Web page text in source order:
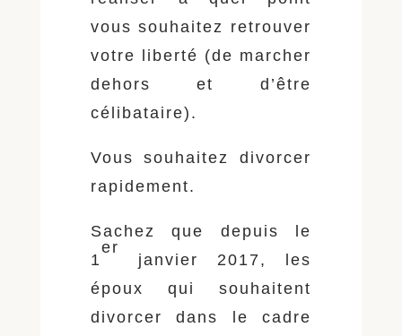
vous souhaitez retrouver
votre liberté (de marcher
dehors et d’être
célibataire).
Vous souhaitez divorcer
rapidement.
Sachez que depuis le
1
er
janvier 2017, les
époux qui souhaitent
divorcer dans le cadre